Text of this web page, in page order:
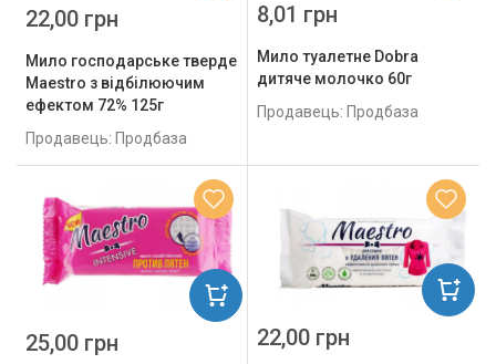
Мило господарське тверде
Maestro з відбілюючим
ефектом 72% 125г
Продавець: Продбаза
22,00 грн
Мило туалетне Dobra
дитяче молочко 60г
Продавець: Продбаза
8,01 грн
25,00 грн 22,00 грн